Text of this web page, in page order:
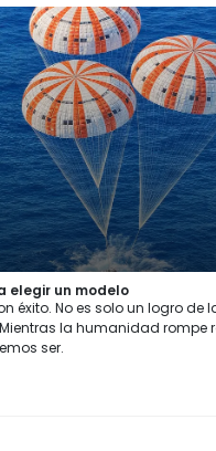
elegir un modelo
éxito. No es solo un logro de
la humanidad rompe
ser.